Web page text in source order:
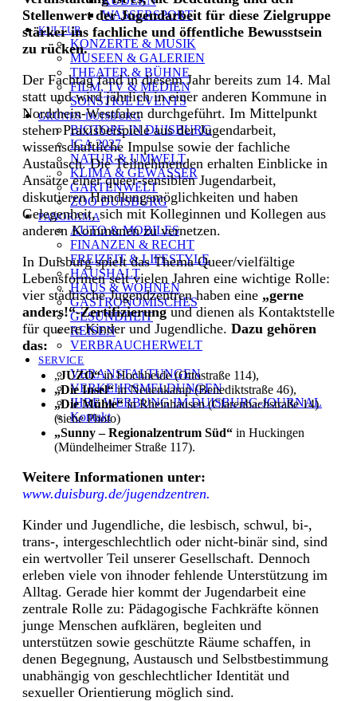
WASSERSPORT
KULTUR
KONZERTE & MUSIK
MUSEEN & GALERIEN
THEATER & BÜHNE
FILM, TV & MEDIEN
SONSTIGE EVENTS
GRÜNES DUISBURG
BIOTOPE IN DUISBURG
IGA 2027
NATUR & UMWELT
KLIMA & GEWÄSSER
GARTENWELT
ZOO DUISBURG
PANORAMA
AUTO & MOBILES
FINANZEN & RECHT
FREIZEIT & LIFESTYLE
HAUSHALT
HAUS & WOHNEN
GASTRONOMISCHES
GESUNDHEIT
REISEN
VERBRAUCHERWELT
SERVICE
VERANSTALTUNGEN
VERKEHRSMELDUNGEN
IHRE WERBUNG IM DUISBURG-JOURNAL
Kontakt
Stellenwert der Jugendarbeit für diese Zielgruppe
stärker ins fachliche und öffentliche Bewusstsein
zu rücken.
Der Fachtag fand in diesem Jahr bereits zum 14. Mal
statt und wird jährlich in einer anderen Kommune in
Nordrhein-Westfalen durchgeführt. Im Mittelpunkt
stehen Praxisbeispiele aus der Jugendarbeit,
wissenschaftliche Impulse sowie der fachliche
Austausch. Die Teilnehmenden erhalten Einblicke in
Ansätze einer queer-sensiblen Jugendarbeit,
diskutieren Handlungsmöglichkeiten und haben
Gelegenheit, sich mit Kolleginnen und Kollegen aus
anderen Kommunen zu vernetzen.
In Duisburg spielt das Thema Queer/vielfältige
Lebensformen seit vielen Jahren eine wichtige Rolle:
vier städtische Jugendzentren haben eine „gerne
anders!“-Zertifizierungund dienen als Kontaktstelle
für queere Kinder und Jugendliche. Dazu gehören
das:
„JUZO“in Hochheide (Ottostraße 114),
„Die Insel“in Neuenkamp (Benediktstraße 46),
„Die Mühle“in Rheinhausen (Clarenbachstraße 14)
(siehe Photo)
„Sunny – Regionalzentrum Süd“ in Huckingen
(Mündelheimer Straße 117).
Weitere Informationen unter:
www.duisburg.de/jugendzentren.
Kinder und Jugendliche, die lesbisch, schwul, bi-,
trans-, intergeschlechtlich oder nicht-binär sind, sind
ein wertvoller Teil unserer Gesellschaft. Dennoch
erleben viele von ihnoder fehlende Unterstützung im
Alltag. Gerade hier kommt der Jugendarbeit eine
zentrale Rolle zu: Pädagogische Fachkräfte können
junge Menschen aufklären, begleiten und
unterstützen sowie geschützte Räume schaffen, in
denen Begegnung, Austausch und Selbstbestimmung
unabhängig von geschlechtlicher Identität und
sexueller Orientierung möglich sind.